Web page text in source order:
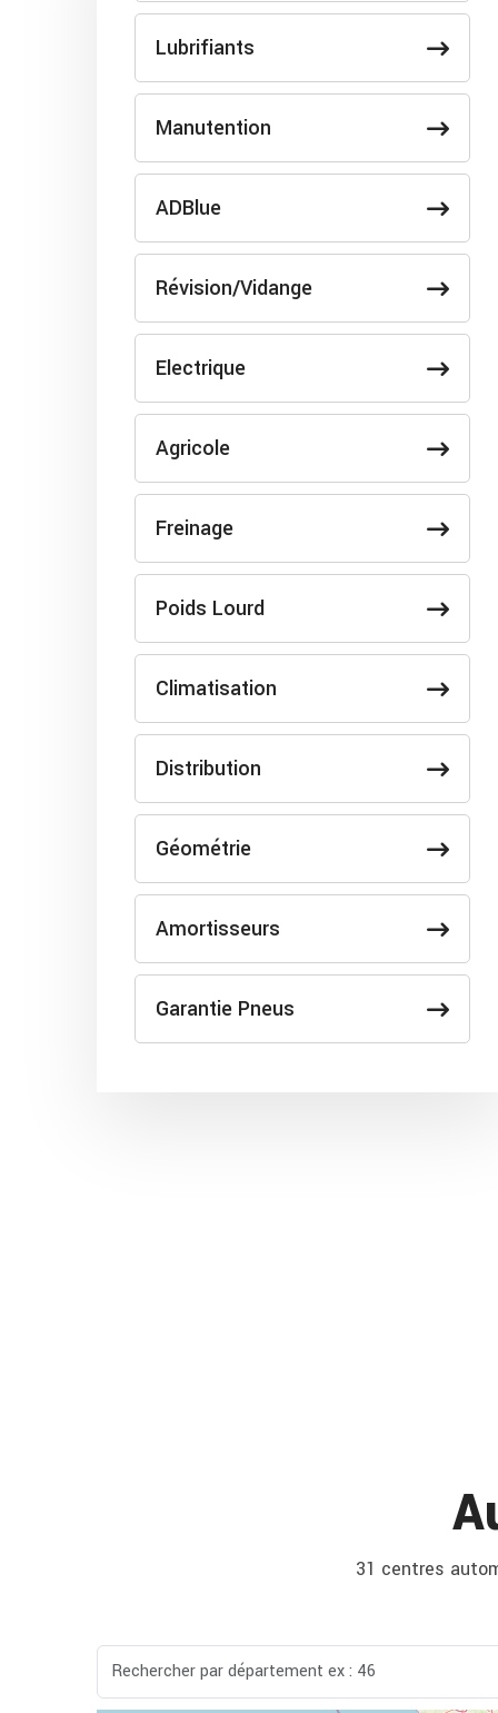
Lubrifiants
Manutention
ADBlue
Révision/Vidange
Electrique
Agricole
Freinage
Poids Lourd
Climatisation
Distribution
Géométrie
Amortisseurs
Garantie Pneus
31 centres